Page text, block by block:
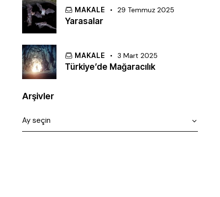
MAKALE 29 Temmuz 2025
Yarasalar
MAKALE 3 Mart 2025
Türkiye’de Mağaracılık
Arşivler